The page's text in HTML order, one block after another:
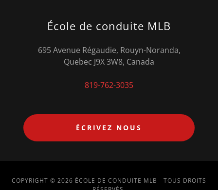
École de conduite MLB
695 Avenue Régaudie, Rouyn-Noranda,
Quebec J9X 3W8, Canada
819-762-3035
ÉCRIVEZ NOUS
COPYRIGHT © 2026 ÉCOLE DE CONDUITE MLB - TOUS DROITS